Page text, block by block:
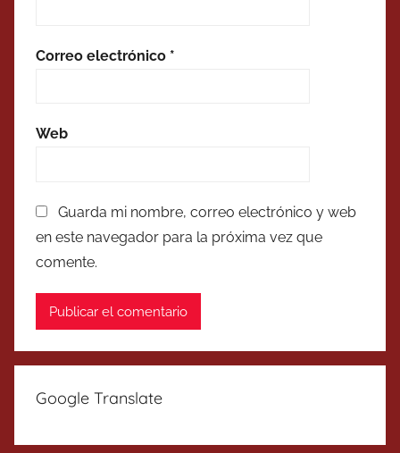
Correo electrónico *
Web
Guarda mi nombre, correo electrónico y web
en este navegador para la próxima vez que
comente.
Google Translate